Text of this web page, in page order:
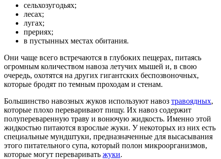
сельхозугодьях;
лесах;
лугах;
прериях;
в пустынных местах обитания.
Они чаще всего встречаются в глубоких пещерах, питаясь
огромным количеством навоза летучих мышей и, в свою
очередь, охотятся на других гигантских беспозвоночных,
которые бродят по темным проходам и стенам.
Большинство навозных жуков используют навоз травоядных,
которые плохо переваривают пищу. Их навоз содержит
полупереваренную траву и вонючую жидкость. Именно этой
жидкостью питаются взрослые жуки. У некоторых из них есть
специальные мундштуки, предназначенные для высасывания
этого питательного супа, который полон микроорганизмов,
которые могут переваривать жуки.